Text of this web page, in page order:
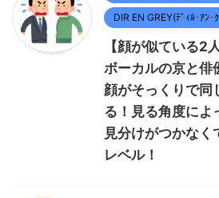
DIR EN GREY(ﾃﾞｨﾙ･ｱﾝ･
【顔が似ている2
ボーカルの京と俳
顔がそっくりで同
る！見る角度によ
見分けがつかなく
レベル！